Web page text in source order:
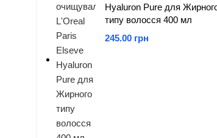
Hyaluron Pure для
типу волосся 400 мл
грн